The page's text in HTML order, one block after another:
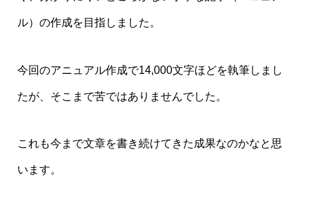
ル）の作成を目指しました。
今回のアニュアル作成で14,000文字ほどを執筆しまし
たが、そこまで苦ではありませんでした。
これも今まで文章を書き続けてきた成果なのかなと思
います。